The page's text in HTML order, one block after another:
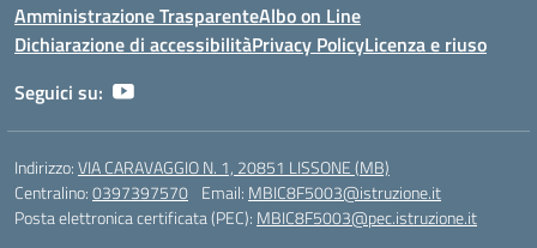
Amministrazione TrasparenteAlbo on Line
Dichiarazione di accessibilitàPrivacy PolicyLicenza e riuso
Seguici su:
Indirizzo:VIA CARAVAGGIO N. 1, 20851 LISSONE (MB)
Centralino:0397397570 Email: MBIC8F5003@istruzione.it
Posta elettronica certificata (PEC): MBIC8F5003@pec.istruzione.it